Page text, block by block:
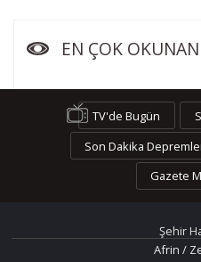
EN ÇOK
TV'de Bugün
Son Dakika
Gazete
Şehir
Afrin /